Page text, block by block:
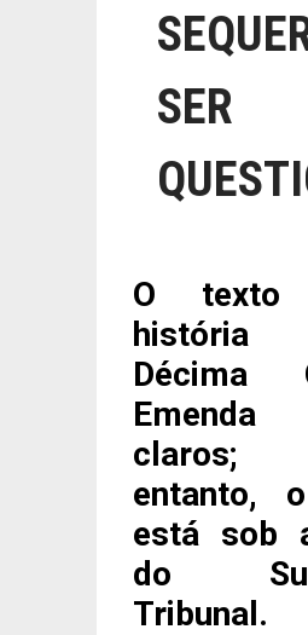
SER
O
Décima
entanto,
está sob
do
Tribunal.